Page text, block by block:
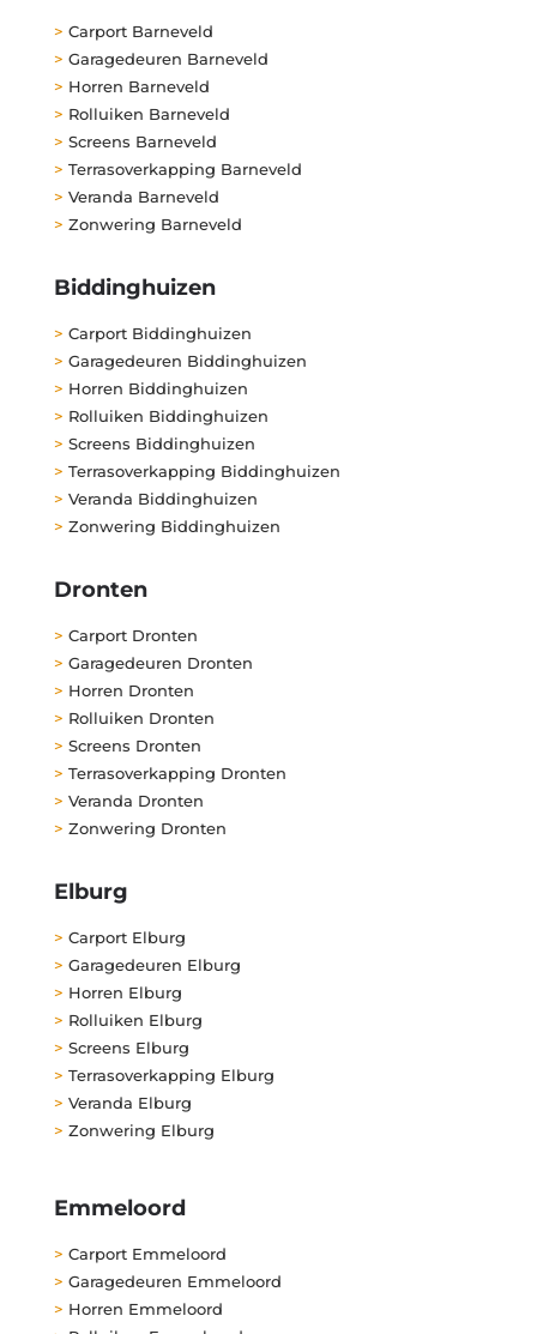
> Carport Barneveld
> Garagedeuren Barneveld
> Horren Barneveld
> Rolluiken Barneveld
> Screens Barneveld
> Terrasoverkapping Barneveld
> Veranda Barneveld
> Zonwering Barneveld
Biddinghuizen
> Carport Biddinghuizen
> Garagedeuren Biddinghuizen
> Horren Biddinghuizen
> Rolluiken Biddinghuizen
> Screens Biddinghuizen
> Terrasoverkapping Biddinghuizen
> Veranda Biddinghuizen
> Zonwering Biddinghuizen
Dronten
> Carport Dronten
> Garagedeuren Dronten
> Horren Dronten
> Rolluiken Dronten
> Screens Dronten
> Terrasoverkapping Dronten
> Veranda Dronten
> Zonwering Dronten
Elburg
> Carport Elburg
> Garagedeuren Elburg
> Horren Elburg
> Rolluiken Elburg
> Screens Elburg
> Terrasoverkapping Elburg
> Veranda Elburg
> Zonwering Elburg
Emmeloord
> Carport Emmeloord
> Garagedeuren Emmeloord
> Horren Emmeloord